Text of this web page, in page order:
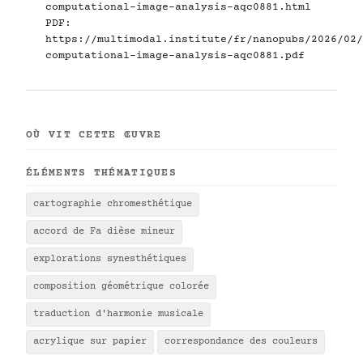
computational-image-analysis-aqc0881.html
PDF:
https://multimodal.institute/fr/nanopubs/2026/02/
computational-image-analysis-aqc0881.pdf
OÙ VIT CETTE ŒUVRE
ÉLÉMENTS THÉMATIQUES
cartographie chromesthétique
accord de Fa dièse mineur
explorations synesthétiques
composition géométrique colorée
traduction d'harmonie musicale
acrylique sur papier correspondance des couleurs